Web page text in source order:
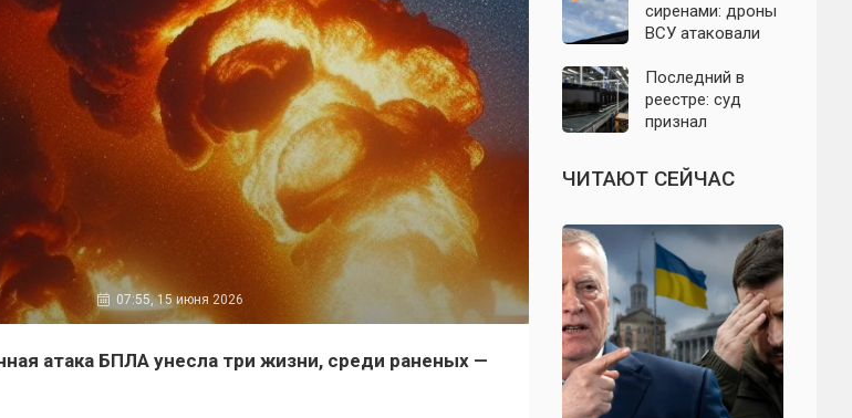
07:55, 15 июня 2026
атака БПЛА унесла три жизни, среди раненых —
какие аэропорты
вводили
сиренами: дроны
ВСУ атаковали
Евпаторию и
район Сакской
ТЭС
Последний в
реестре: суд
признал
единственного
российского
телевизоров
ЧИТАЮТ СЕЙЧАС